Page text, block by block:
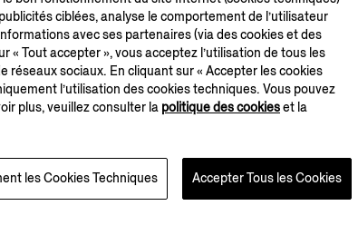
NOS BOUTIQUES
ciblées, analyse le comportement de l’utilisateur
avec ses partenaires (via des cookies et des
Tout accepter », vous acceptez l’utilisation de tous les
sociaux. En cliquant sur « Accepter les cookies
l’utilisation des cookies techniques. Vous pouvez
plus, veuillez consulter la politique des cookieset la
les Cookies Techniques Accepter Tous les Cookies